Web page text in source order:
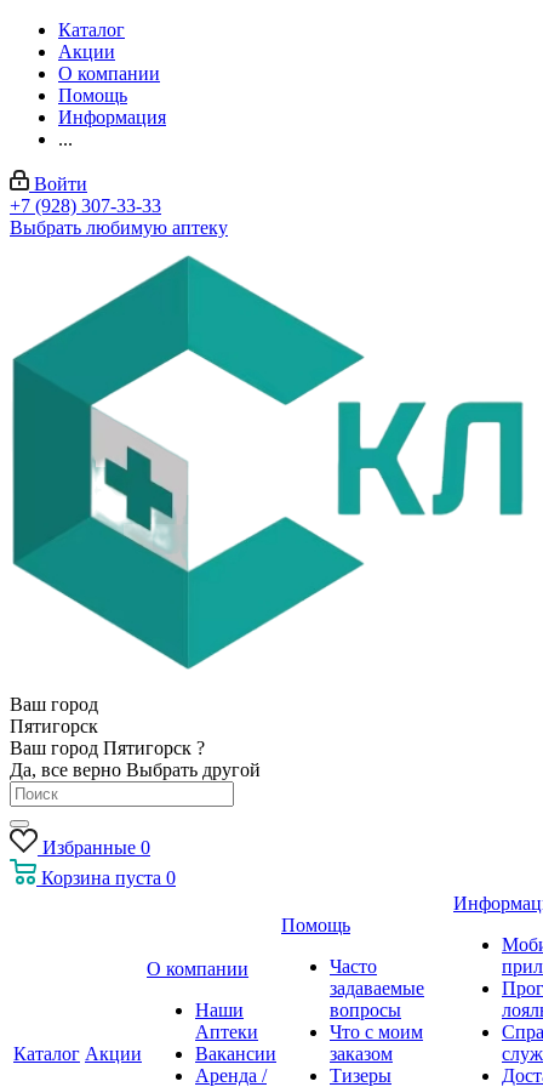
Каталог
Акции
О компании
Помощь
Информация
...
Войти
+7 (928) 307-33-33
Выбрать любимую аптеку
Ваш город
Пятигорск
Ваш город Пятигорск ?
Да, все верно Выбрать другой
Избранные 0
Корзина пуста 0
Каталог Акции
О компании
Наши
Аптеки
Вакансии
Аренда /
Помощь
Часто
задаваемые
вопросы
Что с моим
заказом
Тизеры